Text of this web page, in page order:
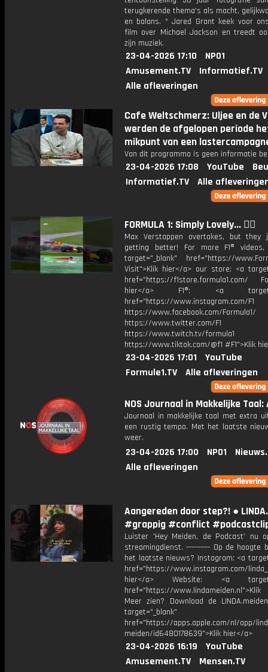
terugkerende thema's als macht,
en balans. * Jared Grant keek voor
film over Michael Jackson en treedt
zijn muziek.
23-04-2026 17:10
NPO1
Amusement.TV
Informatief.TV
Alle afleveringen
Cafe Weltschmerz: Uljee en de
werden de afgelopen periode
mikpunt van een
Van dit programma is geen informatie
23-04-2026 17:08 YouTube
Informatief.TV
Alle
FORMULA 1: Simply Lovely... 😮‍💨
Max Verstappen overtakes, but they
getting better! For more F1®
target="_blank" href="https://
Visit">Klik hier</a> our store: <a
href="https://f1store.formula1.com/
hier</a> F1®: <a
href="https://www.instagram.com/F1
https://www.facebook.com/Formula1/
https://www.twitter.com/F1
https://www.twitch.tv/formula1
https://www.tiktok.com/@f1 #F1">Klik
23-04-2026 17:01
YouTube
Formule1.TV
Alle afleveringen
NOS Journaal in Makkelijke Taal:
Journaal in makkelijke taal met extra
een rustig tempo. Met het laatste
weer.
23-04-2026 17:00 NPO1
Alle afleveringen
Aangereden door step?! ●
#grappig #conflict
Luister 'Hey Meiden, de Podcast' nu
streamingdienst. ---------- Op de hoogte
het laatste nieuws? Instagram: <a
href="https://www.instagram.com/
hier</a> Website: <a
href="https://
Meer zien? Download de
target="_blank"
href="https://apps.apple.com/nl/app/
meiden/id6480178639">Klik hier</a>
23-04-2026 16:19
YouTube
Amusement.TV
Mensen.TV